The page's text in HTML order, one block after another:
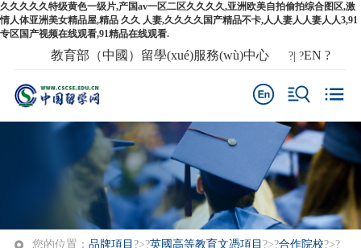
久久久久久特级黄色一级片,产国av一区二区久久久久,亚洲欧美自拍偷拍综合图区,激
情人体亚洲美女精品屋,精品 久久 人妻,久久久久国产精品不卡,人人妻人人妻人人3,91
专区国产视频在线观看,91精品在线观看.
教育部（中國）留學(xué)服務(wù)中心 ?| ?EN?
您的位置： 品牌項目 ?>?英國高等教育文憑項目 ?>?合作院校?>?